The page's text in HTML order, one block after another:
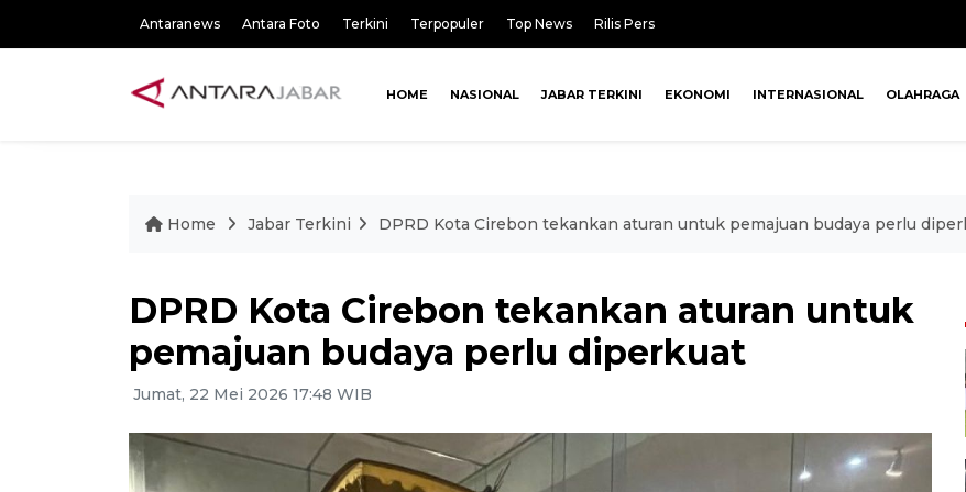
Antaranews Antara Foto Terkini Terpopuler Top News Rilis Pers
HOME NASIONAL JABAR TERKINI EKONOMI INTERNASIONAL OLAHRAGA
Home Jabar Terkini DPRD Kota Cirebon tekankan aturan untuk pemajuan budaya perlu
DPRD Kota Cirebon tekankan aturan untuk
pemajuan budaya perlu diperkuat
Jumat, 22 Mei 2026 17:48 WIB